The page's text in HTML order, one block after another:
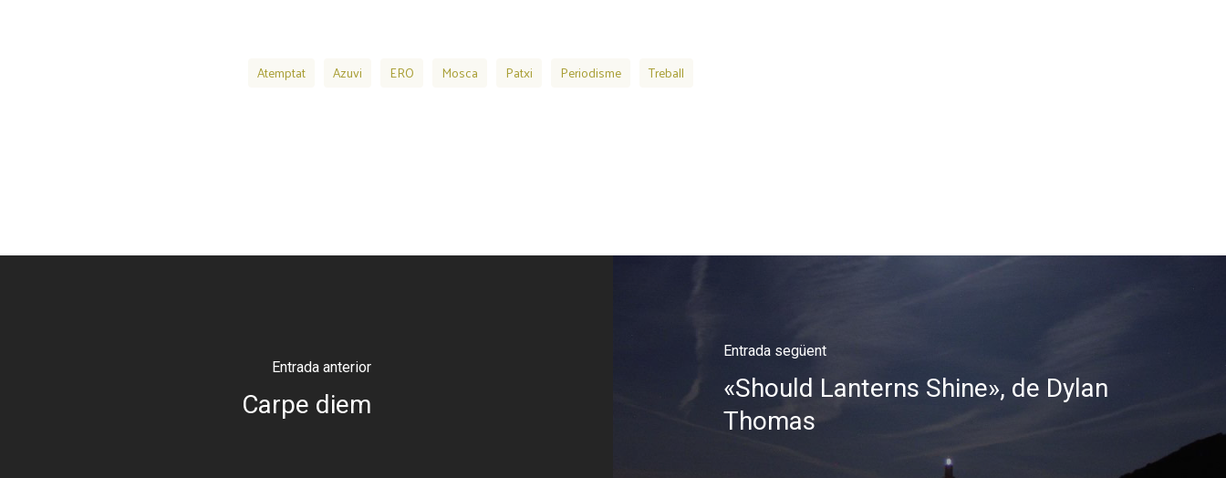
Atemptat Azuvi ERO Mosca Patxi Periodisme Treball
Entrada anterior
Carpe diem
Entrada següent
«Should Lanterns Shine», de Dylan
Thomas